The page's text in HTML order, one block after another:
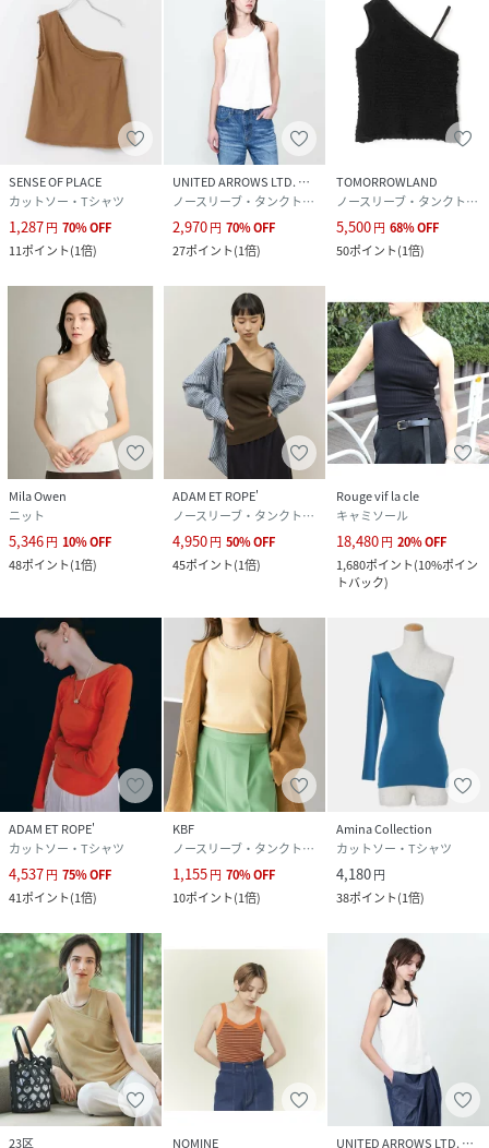
SENSE OF PLACE
カットソー・Tシャツ
1,287円 70%OFF
11ポイント(1倍)
UNITED ARROWS LTD. OUTLET
ノースリーブ・タンクトップ
2,970円 70%OFF
27ポイント(1倍)
TOMORROWLAND
ノースリーブ・タンクトップ
5,500円 68%OFF
50ポイント(1倍)
Mila Owen
ニット
5,346円 10%OFF
48ポイント(1倍)
ADAM ET ROPE'
ノースリーブ・タンクトップ
4,950円 50%OFF
45ポイント(1倍)
Rouge vif la cle
キャミソール
18,480円 20%OFF
1,680ポイント(10%ポイン
トバック)
ADAM ET ROPE'
カットソー・Tシャツ
4,537円 75%OFF
41ポイント(1倍)
KBF
ノースリーブ・タンクトップ
1,155円 70%OFF
10ポイント(1倍)
Amina Collection
カットソー・Tシャツ
4,180円
38ポイント(1倍)
23区
NOMINE
UNITED ARROWS LTD. OUTLET